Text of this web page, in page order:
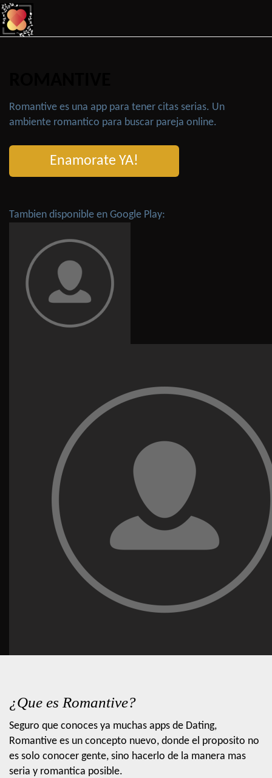
Romantive es una app para tener citas serias. Un
ambiente romantico para buscar pareja online.
Enamorate YA!
Tambien disponible en Google Play:
¿Que es Romantive?
Seguro que conoces ya muchas apps de Dating,
Romantive es un concepto nuevo, donde el proposito no
es solo conocer gente, sino hacerlo de la manera mas
seria y romantica posible.